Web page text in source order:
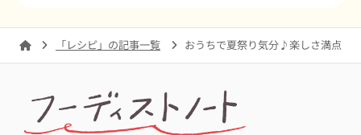
「レシピ」の記事一覧 おうちで夏祭り気分♪楽しさ満点「